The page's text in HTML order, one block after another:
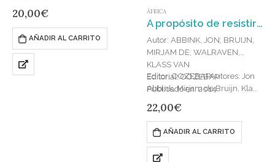
Publicado en: 2018
ISBN: 978-84-15674-93-1
20,00€
AÑADIR AL CARRITO
ÁFRICA
A propósito de resistir : repensar la insurgencia en África
Autor: ABBINK, JON; BRUIJN,
MIRJAM DE; WALRAVEN,
KLASS VAN
Editorial: OOZEBAP
Publicado en: 2014
Editor: OOZEBAPAutores: Jon
Abbink, Mirjam de Bruijn, Klaas
Berhe, Jan-Georg Deutsch, Han
van Dijk,…
22,00€
AÑADIR AL CARRITO